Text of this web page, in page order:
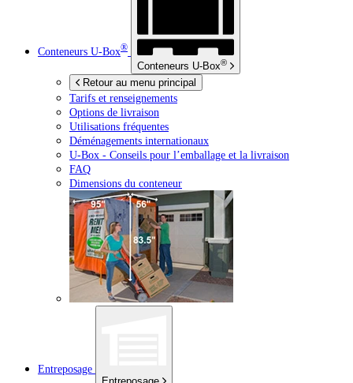
Conteneurs U-Box®
Conteneurs U-Box®
Retour au menu principal
Tarifs et renseignements
Options de livraison
Utilisations fréquentes
Déménagements internationaux
U-Box - Conseils pour l’emballage et la livraison
FAQ
Dimensions du conteneur
Entreposage